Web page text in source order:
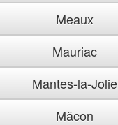
Meaux
Mauriac
Mantes-la-Jolie
Mâcon